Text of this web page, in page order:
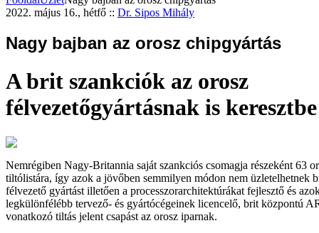
2022. május 16., hétfő :: Dr. Sipos Mihály
Nagy bajban az orosz chipgyártás
A brit szankciók az orosz
félvezetőgyártásnak is
Nemrégiben Nagy-Britannia saját szankciós csomagja részeként 63
tiltólistára, így azok a jövőben semmilyen módon nem üzletelhetnek
félvezető gyártást illetően a processzorarchitektúrákat fejlesztő és
legkülönfélébb tervező- és gyártócégeinek licencelő, brit központú
vonatkozó tiltás jelent csapást az orosz iparnak.